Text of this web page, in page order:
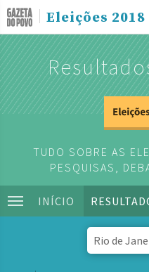
Eleições 2018
TUDO SOBRE AS
PESQUISAS,
INÍCIO